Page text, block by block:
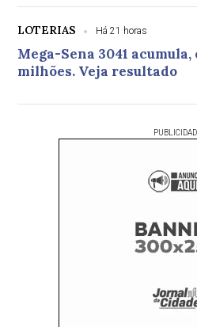
LOTERIAS Há 21 horas
Mega-Sena 3041 acumula,
milhões. Veja resultado